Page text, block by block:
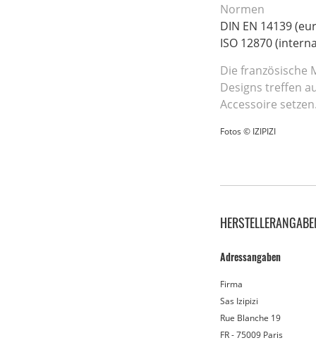
Normen
DIN EN 14139
ISO 12870
Die französische
Designs treffen
Accessoire
Fotos © IZIPIZI
Adressangaben
Firma
Sas Izipizi
Rue Blanche 19
FR - 75009 Paris